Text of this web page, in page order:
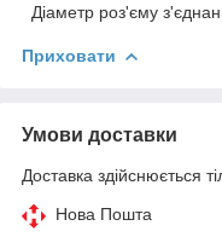
Діаметр роз'єму
Приховати
Умови доставки
Доставка здійснюється
Нова Пошта